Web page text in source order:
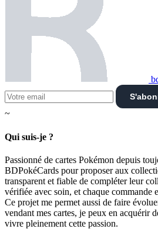
~
Qui suis-je ?
Passionné de cartes Pokémon depuis
BDPokéCards pour proposer aux
transparent et fiable de compléter leur
vérifiée avec soin, et chaque commande
Ce projet me permet aussi de faire
vendant mes cartes, je peux en acquérir
vivre pleinement cette passion.